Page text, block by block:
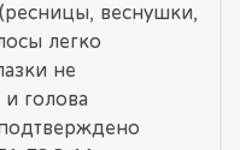
веснушки,
легко
не
голова